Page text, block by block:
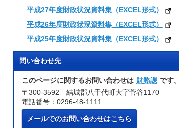
平成27年度財政状況資料集（EXCEL形式）
平成26年度財政状況資料集（EXCEL形式）
平成25年度財政状況資料集（EXCEL形式）
問い合わせ先
このページに関するお問い合わせは 財務課 です。
〒300-3592 結城郡八千代町大字菅谷1170
電話番号：0296-48-1111
メールでのお問い合わせはこちら